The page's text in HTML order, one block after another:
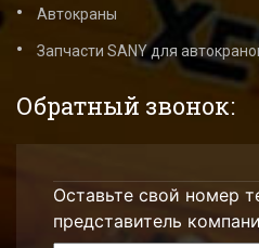
Автокраны
Запчасти SANY для
Обратный звонок:
Оставьте свой номер
представитель